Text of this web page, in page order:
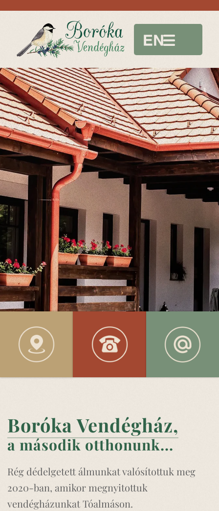
Boróka Vendégház,
a második otthonunk...
Rég dédelgetett álmunkat valósítottuk meg
2020-ban, amikor megnyitottuk
vendégházunkat Tóalmáson.